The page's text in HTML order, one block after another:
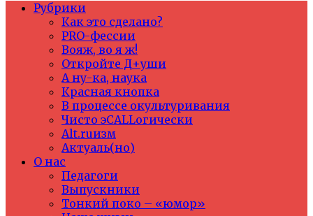
Рубрики
Как это сделано?
PRO-фессии
Вояж, во я ж!
Откройте Д+уши
А ну-ка, наука
Красная кнопка
В процессе окультуривания
Чисто эCALLогически
Alt.ruизм
Актуаль(но)
О нас
Педагоги
Выпускники
Тонкий поко – «юмор»